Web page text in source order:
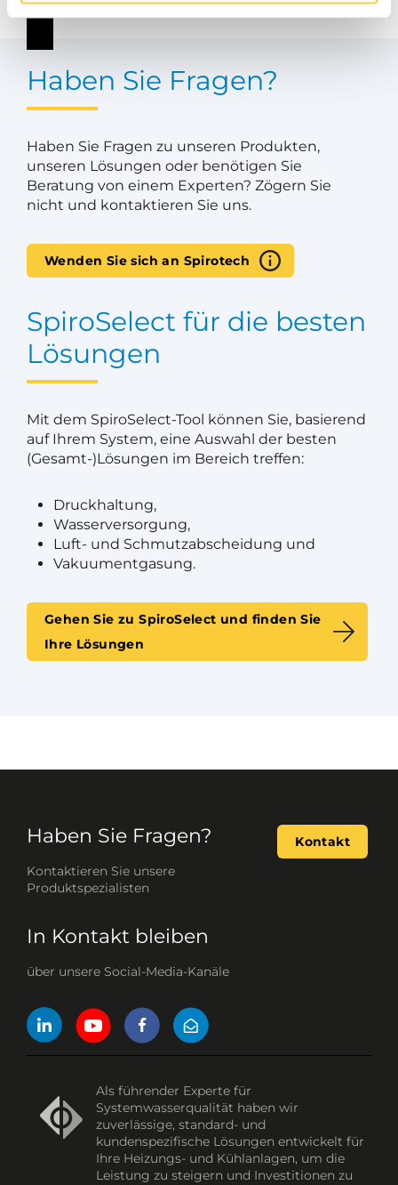
Haben Sie Fragen?
Haben Sie Fragen zu unseren Produkten,
unseren Lösungen oder benötigen Sie
Beratung von einem Experten? Zögern Sie
nicht und kontaktieren Sie uns.
Wenden Sie sich an Spirotech
SpiroSelect für die besten
Lösungen
Mit dem SpiroSelect-Tool können Sie, basierend
auf Ihrem System, eine Auswahl der besten
(Gesamt-)Lösungen im Bereich treffen:
Druckhaltung,
Wasserversorgung,
Luft- und Schmutzabscheidung und
Vakuumentgasung.
Gehen Sie zu SpiroSelect und finden Sie
Ihre Lösungen
Haben Sie Fragen?
Kontaktieren Sie unsere
Produktspezialisten
Kontakt
In Kontakt bleiben
über unsere Social-Media-Kanäle
Als führender Experte für
Systemwasserqualität haben wir
zuverlässige, standard- und
kundenspezifische Lösungen entwickelt für
Ihre Heizungs- und Kühlanlagen, um die
Leistung zu steigern und Investitionen zu